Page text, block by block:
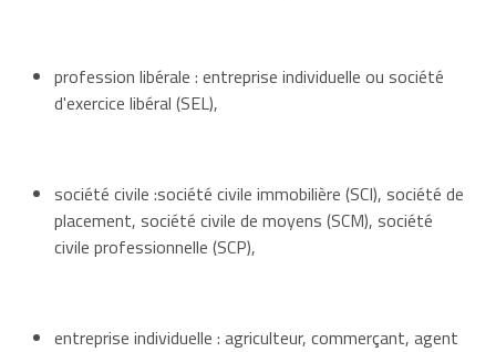
profession libérale : entreprise individuelle ou société
d'exercice libéral (SEL),
société civile :société civile immobilière (SCI), société de
placement, société civile de moyens (SCM), société
civile professionnelle (SCP),
entreprise individuelle : agriculteur, commerçant, agent